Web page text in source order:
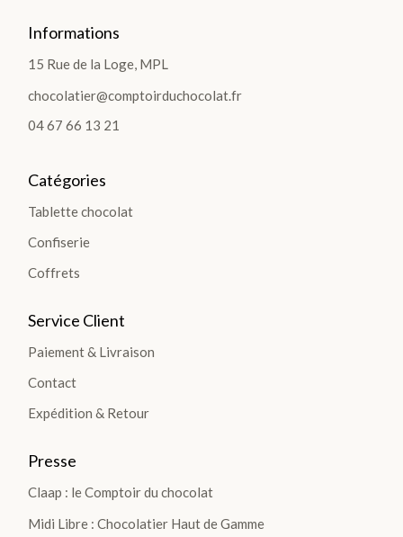
GOURMANDISES
Pâte
Les
poches
Choco
et
Barres
Confiture
Informations
15 Rue de la Loge, MPL
chocolatier@comptoirduchocolat.fr
04 67 66 13 21
Catégories
Tablette chocolat
Confiserie
Coffrets
Service Client
Paiement & Livraison
Contact
Expédition & Retour
Presse
Claap : le Comptoir du chocolat
Midi Libre : Chocolatier Haut de Gamme